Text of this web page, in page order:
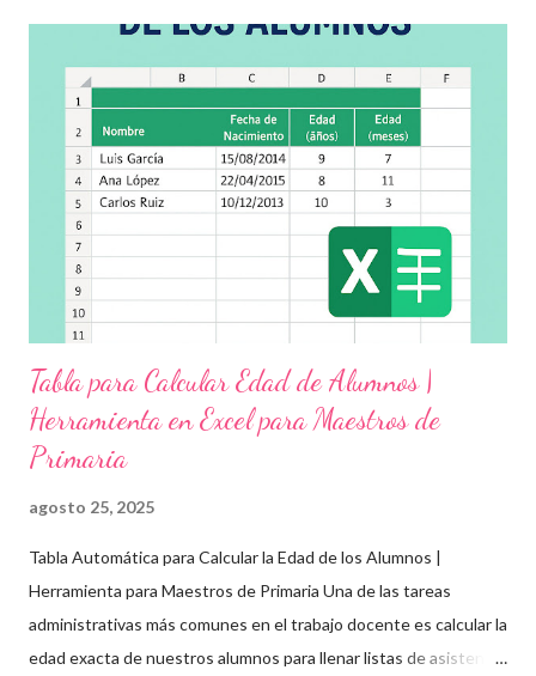
actividades educativas que podrás aplicar fácilmente en tu
grupo, desde preescolar hasta sexto grado de primaria. 🧠
Objetivos clave de la jornada Promover entornos seguros y
afectivos dentro de la comunidad escolar Sensibilizar sobre el
maltrato, acoso escolar y abuso infantil Desarrollar habilidades
como la empatía, la comunicación y el autocuidado Aplicar ...
Tabla para Calcular Edad de Alumnos |
Herramienta en Excel para Maestros de
Primaria
agosto 25, 2025
Tabla Automática para Calcular la Edad de los Alumnos |
Herramienta para Maestros de Primaria Una de las tareas
administrativas más comunes en el trabajo docente es calcular la
edad exacta de nuestros alumnos para llenar listas de asistencia